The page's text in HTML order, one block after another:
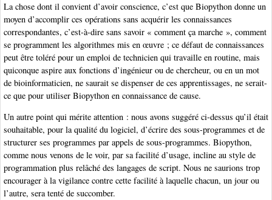
La chose dont il convient d’avoir conscience, c’est que Biopython donne un
moyen d’accomplir ces opérations sans acquérir les connaissances
correspondantes, c’est-à-dire sans savoir « comment ça marche », comment
se programment les algorithmes mis en œuvre ; ce défaut de connaissances
peut être toléré pour un emploi de technicien qui travaille en routine, mais
quiconque aspire aux fonctions d’ingénieur ou de chercheur, ou en un mot
de bioinformaticien, ne saurait se dispenser de ces apprentissages, ne serait-
ce que pour utiliser Biopython en connaissance de cause.
Un autre point qui mérite attention : nous avons suggéré ci-dessus qu’il était
souhaitable, pour la qualité du logiciel, d’écrire des sous-programmes et de
structurer ses programmes par appels de sous-programmes. Biopython,
comme nous venons de le voir, par sa facilité d’usage, incline au style de
programmation plus relâché des langages de script. Nous ne saurions trop
encourager à la vigilance contre cette facilité à laquelle chacun, un jour ou
l’autre, sera tenté de succomber.